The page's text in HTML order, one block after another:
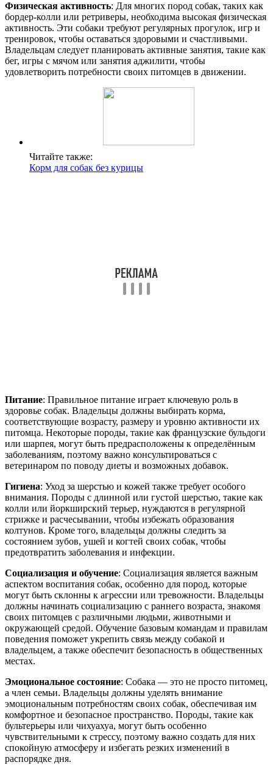
Физическая активность: Для многих пород собак, таких как
бордер-колли или ретриверы, необходима высокая физическая
активность. Эти собаки требуют регулярных прогулок, игр и
тренировок, чтобы оставаться здоровыми и счастливыми.
Владельцам следует планировать активные занятия, такие как
бег, игры с мячом или занятия аджилити, чтобы
удовлетворить потребности своих питомцев в движении.
Читайте также:
Корм для собак без курицы
Питание: Правильное питание играет ключевую роль в
здоровье собак. Владельцы должны выбирать корма,
соответствующие возрасту, размеру и уровню активности их
питомца. Некоторые породы, такие как французские бульдоги
или шарпея, могут быть предрасположены к определённым
заболеваниям, поэтому важно консультироваться с
ветеринаром по поводу диеты и возможных добавок.
Гигиена: Уход за шерстью и кожей также требует особого
внимания. Породы с длинной или густой шерстью, такие как
колли или йоркширский терьер, нуждаются в регулярной
стрижке и расчесывании, чтобы избежать образования
колтунов. Кроме того, владельцы должны следить за
состоянием зубов, ушей и когтей своих собак, чтобы
предотвратить заболевания и инфекции.
Социализация и обучение: Социализация является важным
аспектом воспитания собак, особенно для пород, которые
могут быть склонны к агрессии или тревожности. Владельцы
должны начинать социализацию с раннего возраста, знакомя
своих питомцев с различными людьми, животными и
окружающей средой. Обучение базовым командам и правилам
поведения поможет укрепить связь между собакой и
владельцем, а также обеспечит безопасность в общественных
местах.
Эмоциональное состояние: Собака — это не просто питомец,
а член семьи. Владельцы должны уделять внимание
эмоциональным потребностям своих собак, обеспечивая им
комфортное и безопасное пространство. Породы, такие как
бультерьеры или чихуахуа, могут быть особенно
чувствительными к стрессу, поэтому важно создать для них
спокойную атмосферу и избегать резких изменений в
распорядке дня.